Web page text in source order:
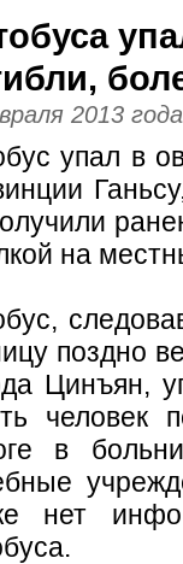
2013 года
упал в
на
поздно
Цинъян,
человек
в
нет